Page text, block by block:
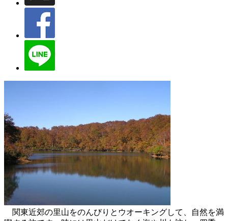
関東近郊の里山をのんびりとウオーキングして、自然を満